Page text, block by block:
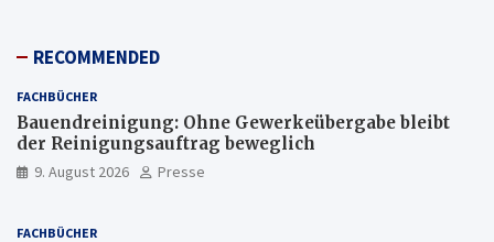
RECOMMENDED
FACHBÜCHER
Bauendreinigung: Ohne Gewerkeübergabe bleibt
der Reinigungsauftrag beweglich
9. August 2026 Presse
FACHBÜCHER